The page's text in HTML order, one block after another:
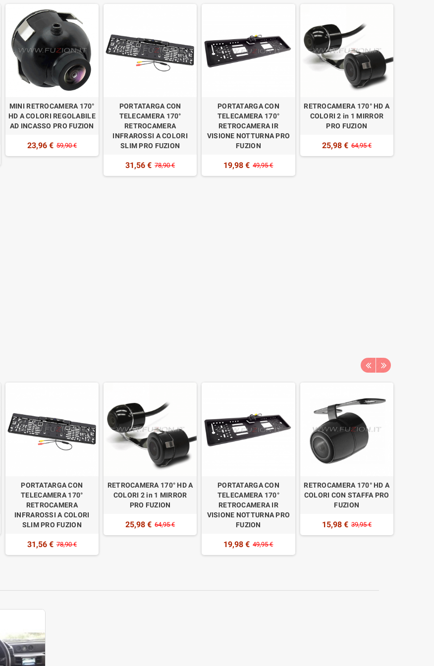
MINI RETROCAMERA 170°
HD A COLORI REGOLABILE
AD INCASSO PRO FUZION
23,96 € 59,90 €
PORTATARGA CON
TELECAMERA 170°
RETROCAMERA
INFRAROSSI A COLORI
SLIM PRO FUZION
31,56 € 78,90 €
PORTATARGA CON
TELECAMERA 170°
RETROCAMERA IR
VISIONE NOTTURNA PRO
FUZION
19,98 € 49,95 €
RETROCAMERA 170° HD A
COLORI 2 in 1 MIRROR
PRO FUZION
25,98 € 64,95 €
PORTATARGA CON
TELECAMERA 170°
RETROCAMERA
INFRAROSSI A COLORI
SLIM PRO FUZION
31,56 € 78,90 €
RETROCAMERA 170° HD A
COLORI 2 in 1 MIRROR
PRO FUZION
25,98 € 64,95 €
PORTATARGA CON
TELECAMERA 170°
RETROCAMERA IR
VISIONE NOTTURNA PRO
FUZION
19,98 € 49,95 €
RETROCAMERA 170° HD A
COLORI CON STAFFA PRO
FUZION
15,98 € 39,95 €